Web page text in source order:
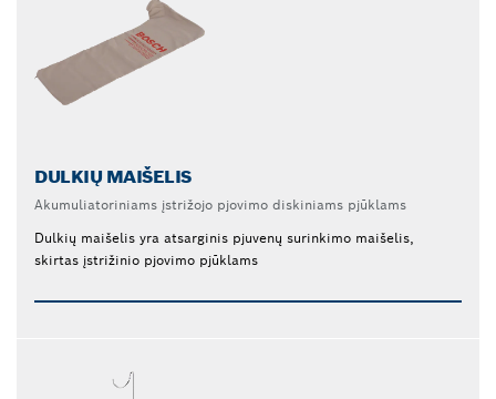
DULKIŲ MAIŠELIS
Akumuliatoriniams įstrižojo pjovimo diskiniams pjūklams
Dulkių maišelis yra atsarginis pjuvenų surinkimo maišelis,
skirtas įstrižinio pjovimo pjūklams